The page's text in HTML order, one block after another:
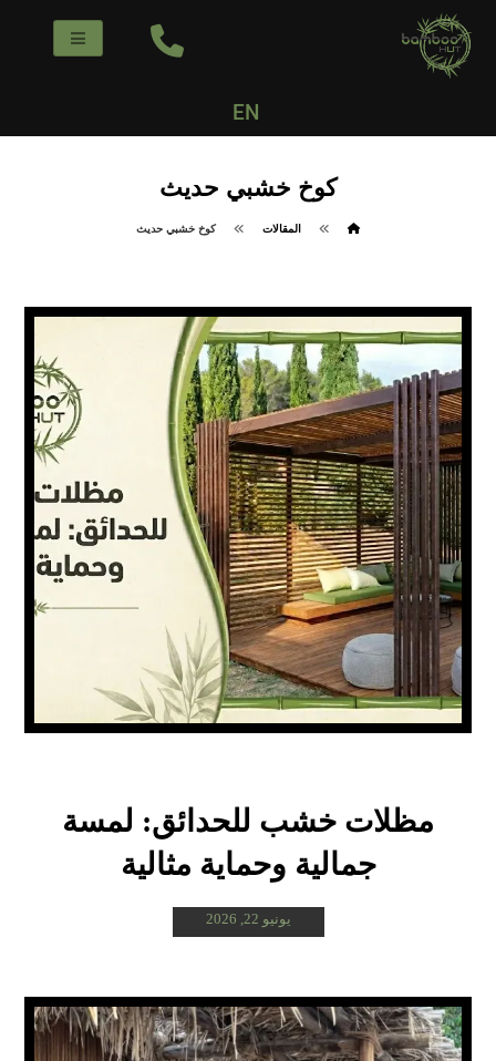
EN
كوخ خشبي حديث
المقالات كوخ خشبي حديث
مظلات خشب للحدائق: لمسة
جمالية وحماية مثالية
يونيو 22, 2026